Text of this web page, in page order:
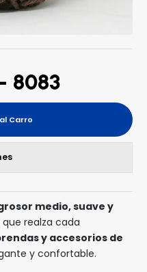
8083
Carro
medio, suave y
realza cada
y accesorios de
y confortable.